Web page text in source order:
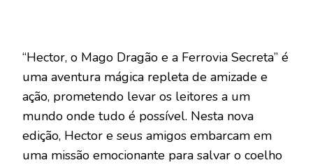
“Hector, o Mago Dragão e a Ferrovia Secreta” é
uma aventura mágica repleta de amizade e
ação, prometendo levar os leitores a um
mundo onde tudo é possível. Nesta nova
edição, Hector e seus amigos embarcam em
uma missão emocionante para salvar o coelho